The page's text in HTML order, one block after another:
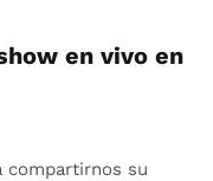
en vivo en
compartirnos su